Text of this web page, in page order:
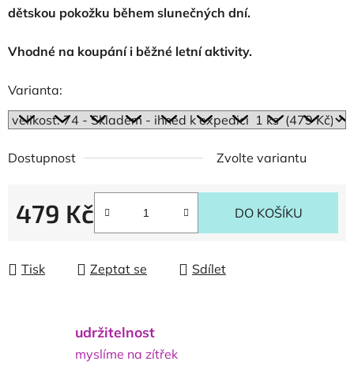
dětskou pokožku během slunečných dní.
Vhodné na koupání i běžné letní aktivity.
Varianta:
Dostupnost Zvolte variantu
479 Kč DO KOŠÍKU
Tisk Zeptat se Sdílet
udržitelnost
myslíme na zítřek